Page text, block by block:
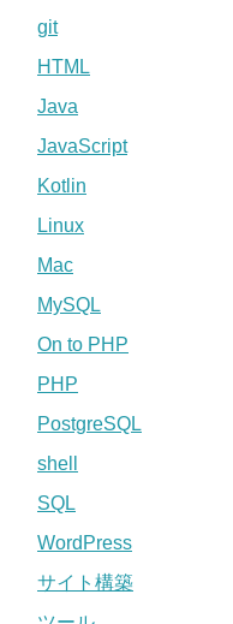
git
HTML
Java
JavaScript
Kotlin
Linux
Mac
MySQL
On to PHP
PHP
PostgreSQL
shell
SQL
WordPress
サイト構築